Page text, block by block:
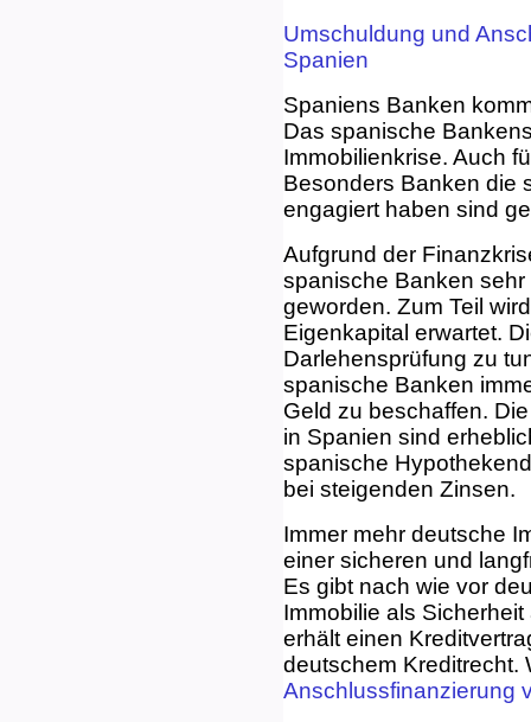
Umschuldung und
Spanien
Spaniens Banken
Das spanische
Immobilienkrise. Auch
Besonders Banken die
engagiert haben sind
Aufgrund der
spanische Banken
geworden. Zum Teil
Eigenkapital erwartet.
Darlehensprüfung zu
spanische Banken
Geld zu beschaffen.
in Spanien sind
spanische
bei steigenden Zinsen.
Immer mehr deutsche
einer sicheren und
Es gibt nach wie vor
Immobilie als
erhält einen
deutschem Kreditrecht.
Anschlussfinanzierung